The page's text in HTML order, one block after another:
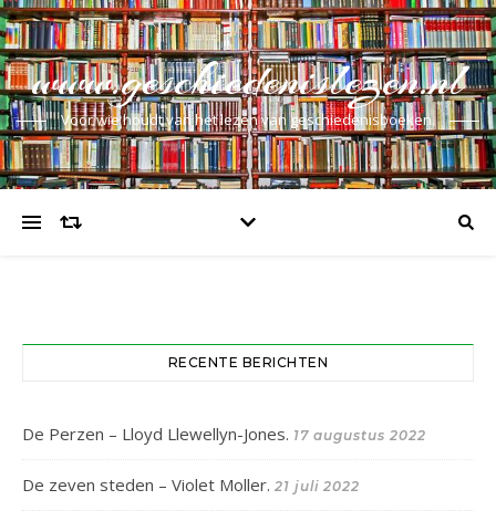
www.geschiedenislezen.nl
Voor wie houdt van het lezen van geschiedenisboeken.
RECENTE BERICHTEN
De Perzen – Lloyd Llewellyn-Jones. 17 augustus 2022
De zeven steden – Violet Moller. 21 juli 2022